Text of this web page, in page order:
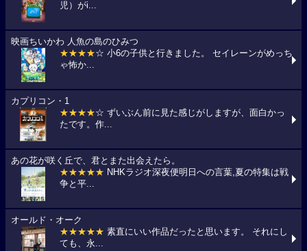
児）がi...
映画ちいかわ 人魚の島のひみつ
★★★★☆ 小6の子供と行きました。 セイレーンがめっち
ゃ怖か...
カプリコン・1
★★★★☆ ずいぶん前に見た感じがしますが、面白かっ
たです。作...
あの花が咲く丘で、君とまた出会えたら。
★★★★★ NHKラジオ深夜便明日への言葉,夏の特集は戦
争と平...
オールド・オーク
★★★★★ 素直にいい作品だったと思います。 それにし
ても、永...